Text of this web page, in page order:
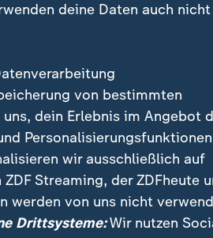
in die
ältere Schmelzen in den
zu einem großen
Entwicklungen rückgängig
Importe sollen die
deine Daten auch nicht
von bestimmten
dein Erlebnis im Angebot
Personalisierungsfunktionen
wir ausschließlich auf
Streaming, der ZDFheute
werden von uns nicht
Drittsysteme:Wir nutzen